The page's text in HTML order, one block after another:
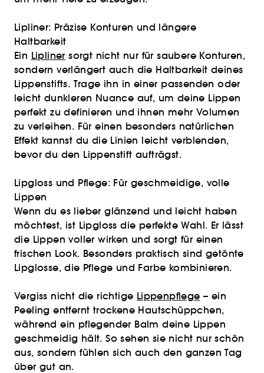
Lipliner: Präzise Konturen und längere
Haltbarkeit
Ein Lipliner sorgt nicht nur für saubere Konturen,
sondern verlängert auch die Haltbarkeit deines
Lippenstifts. Trage ihn in einer passenden oder
leicht dunkleren Nuance auf, um deine Lippen
perfekt zu definieren und ihnen mehr Volumen
zu verleihen. Für einen besonders natürlichen
Effekt kannst du die Linien leicht verblenden,
bevor du den Lippenstift aufträgst.
Lipgloss und Pflege: Für geschmeidige, volle
Lippen
Wenn du es lieber glänzend und leicht haben
möchtest, ist Lipgloss die perfekte Wahl. Er lässt
die Lippen voller wirken und sorgt für einen
frischen Look. Besonders praktisch sind getönte
Lipglosse, die Pflege und Farbe kombinieren.
Vergiss nicht die richtige Lippenpflege – ein
Peeling entfernt trockene Hautschüppchen,
während ein pflegender Balm deine Lippen
geschmeidig hält. So sehen sie nicht nur schön
aus, sondern fühlen sich auch den ganzen Tag
über gut an.